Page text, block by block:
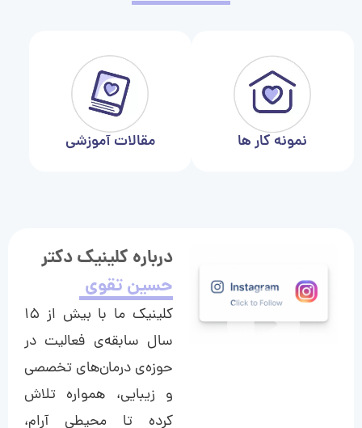
نمونه کار ها مقالات آموزشی
درباره کلینیک دکتر
حسین تقوی
کلینیک ما با بیش از ۱۵
سال سابقه‌ی فعالیت در
حوزه‌ی درمان‌های تخصصی
و زیبایی، همواره تلاش
کرده تا محیطی آرام،